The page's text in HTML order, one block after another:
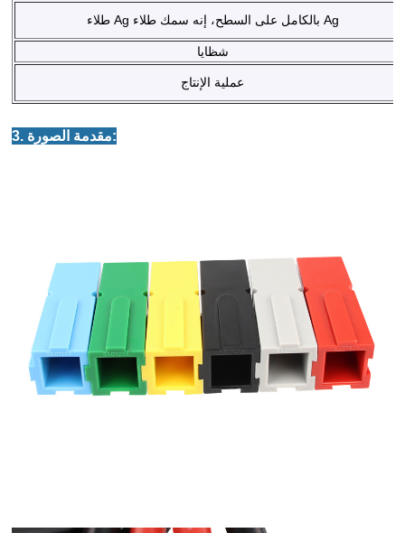
طلاء Ag بالكامل على السطح، إنه سمك طلاء Ag
شظايا
عملية الإنتاج
3. مقدمة الصورة: